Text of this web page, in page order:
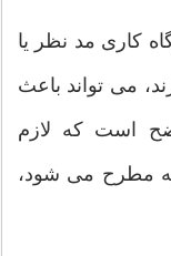
کاری مد نظر یا
می تواند باعث
است که لازم
مطرح می شود،